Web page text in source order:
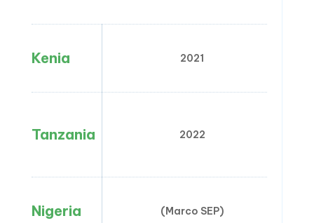
Kenia 2021
Tanzania 2022
Nigeria (Marco SEP)